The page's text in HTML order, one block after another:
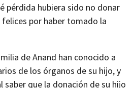
pérdida hubiera sido no donar
por haber tomado la
de Anand han conocido a
de los órganos de su hijo, y
saber que la donación de su hijo